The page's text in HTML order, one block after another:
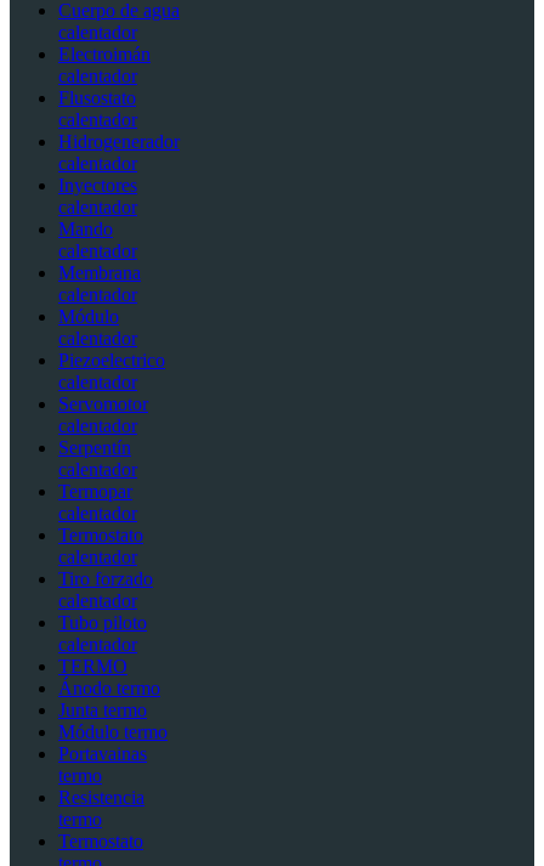
Cuerpo de agua
calentador
Electroimán
calentador
Flusostato
calentador
Hidrogenerador
calentador
Inyectores
calentador
Mando
calentador
Membrana
calentador
Módulo
calentador
Piezoelectrico
calentador
Servomotor
calentador
Serpentín
calentador
Termopar
calentador
Termostato
calentador
Tiro forzado
calentador
Tubo piloto
calentador
TERMO
Ánodo termo
Junta termo
Módulo termo
Portavainas
termo
Resistencia
termo
Termostato